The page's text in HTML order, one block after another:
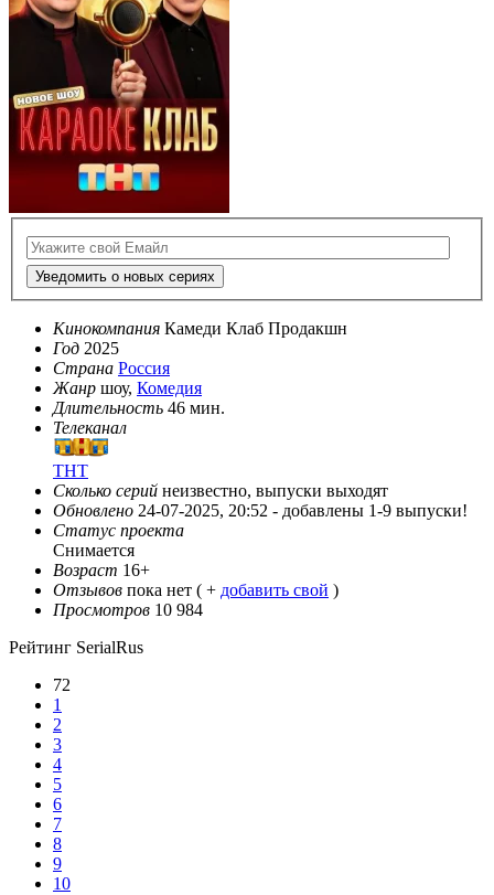
Уведомить о новых сериях
Кинокомпания Камеди Клаб Продакшн
Год 2025
Страна Россия
Жанр шоу, Комедия
Длительность 46 мин.
Телеканал
ТНТ
Сколько серий неизвестно, выпуски выходят
Обновлено 24-07-2025, 20:52 - добавлены 1-9 выпуски!
Статус проекта
Снимается
Возраст 16+
Отзывов пока нет ( + добавить свой )
Просмотров 10 984
Рейтинг SerialRus
72
1
2
3
4
5
6
7
8
9
10